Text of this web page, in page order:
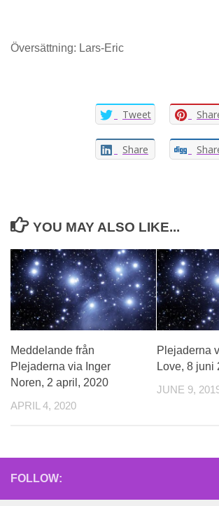
Översättning: Lars-Eric
Tweet
Share
YOU MAY ALSO LIKE...
Meddelande från
Plejaderna via Inger
Noren, 2 april, 2020
APRIL 4, 2020
Plejaderna
Love, 8 juni
JUNE 9,
FOLLOW: